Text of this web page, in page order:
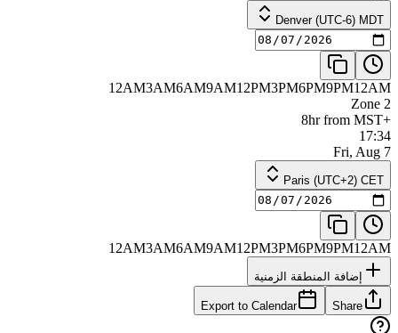
Denver (UTC-6) MDT
12AM3AM6AM9AM12PM3PM6PM9PM12AM
Zone 2
+8hr from MST
17:34
Fri, Aug 7
Paris (UTC+2) CET
12AM3AM6AM9AM12PM3PM6PM9PM12AM
إضافة المنطقة الزمنية
Share
Export to Calendar